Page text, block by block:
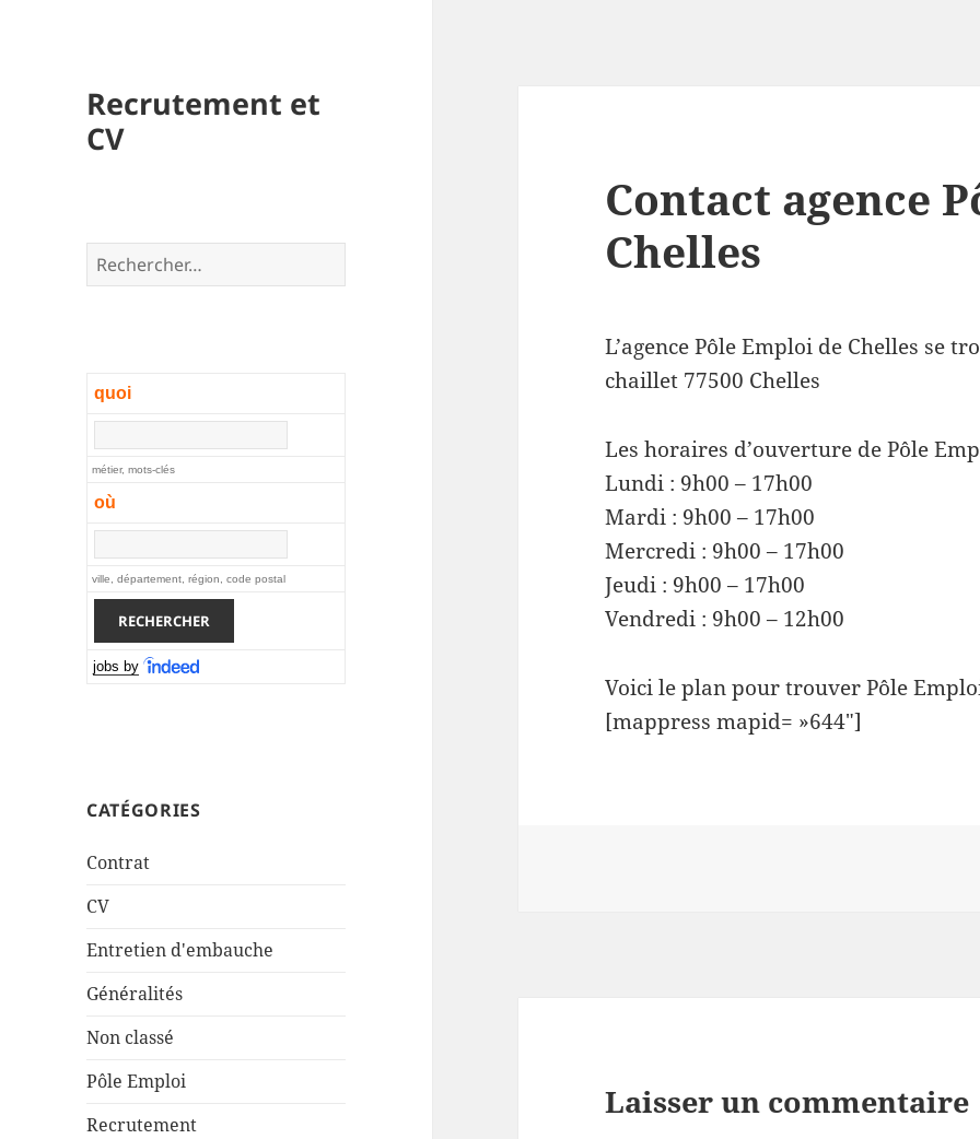
Recrutement et
CV
Rechercher :
quoi
métier, mots-clés
où
ville, département, région, code postal
jobs by
CATÉGORIES
Contrat
CV
Entretien d'embauche
Généralités
Non classé
Pôle Emploi
Recrutement
Contact agence
Chelles
L’agence Pôle Emploi de Chelles se
chaillet 77500 Chelles
Les horaires d’ouverture de Pôle
Lundi : 9h00 – 17h00
Mardi : 9h00 – 17h00
Mercredi : 9h00 – 17h00
Jeudi : 9h00 – 17h00
Vendredi : 9h00 – 12h00
Voici le plan pour trouver Pôle
[mappress mapid= »644″]
Laisser un commentaire